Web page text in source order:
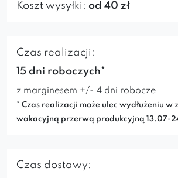
Koszt wysyłki: od 40 zł
Czas realizacji:
15 dni roboczych*
z marginesem +/- 4 dni robocze
* Czas realizacji może ulec wydłużeniu w
wakacyjną przerwą produkcyjną 13.07-
Czas dostawy: